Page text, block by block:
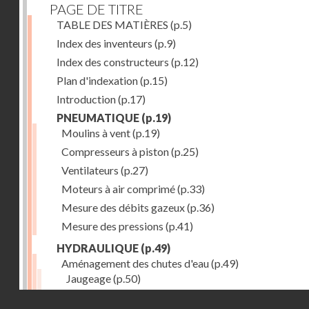
PAGE DE TITRE
TABLE DES MATIÈRES (p.5)
Index des inventeurs (p.9)
Index des constructeurs (p.12)
Plan d'indexation(p.15)
Introduction(p.17)
PNEUMATIQUE (p.19)
Moulins à vent(p.19)
Compresseurs à piston(p.25)
Ventilateurs (p.27)
Moteurs à air comprimé(p.33)
Mesure des débits gazeux(p.36)
Mesure des pressions (p.41)
HYDRAULIQUE (p.49)
Aménagement des chutes d'eau(p.49)
Jaugeage(p.50)